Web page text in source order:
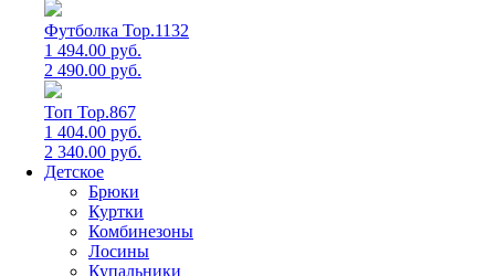
Футболка Top.1132
1 494.00 руб.
2 490.00 руб.
Топ Top.867
1 404.00 руб.
2 340.00 руб.
Детское
Брюки
Куртки
Комбинезоны
Лосины
Купальники